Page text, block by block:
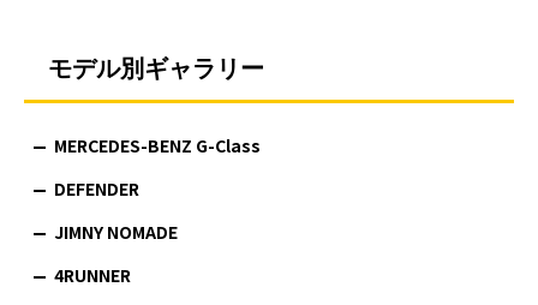
モデル別ギャラリー
MERCEDES-BENZ G-Class
DEFENDER
JIMNY NOMADE
4RUNNER